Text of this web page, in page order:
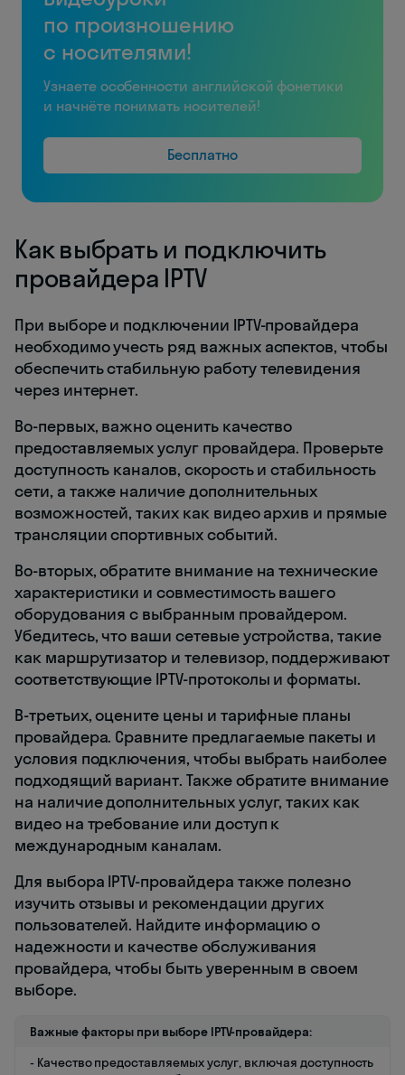
по произношению
с носителями!
Узнаете особенности английской фонетики
и начнёте понимать носителей!
Бесплатно
Как выбрать и подключить
провайдера IPTV
При выборе и подключении IPTV-провайдера
необходимо учесть ряд важных аспектов, чтобы
обеспечить стабильную работу телевидения
через интернет.
Во-первых, важно оценить качество
предоставляемых услуг провайдера. Проверьте
доступность каналов, скорость и стабильность
сети, а также наличие дополнительных
возможностей, таких как видео архив и прямые
трансляции спортивных событий.
Во-вторых, обратите внимание на технические
характеристики и совместимость вашего
оборудования с выбранным провайдером.
Убедитесь, что ваши сетевые устройства, такие
как маршрутизатор и телевизор, поддерживают
соответствующие IPTV-протоколы и форматы.
В-третьих, оцените цены и тарифные планы
провайдера. Сравните предлагаемые пакеты и
условия подключения, чтобы выбрать наиболее
подходящий вариант. Также обратите внимание
на наличие дополнительных услуг, таких как
видео на требование или доступ к
международным каналам.
Для выбора IPTV-провайдера также полезно
изучить отзывы и рекомендации других
пользователей. Найдите информацию о
надежности и качестве обслуживания
провайдера, чтобы быть уверенным в своем
выборе.
Важные факторы при выборе IPTV-провайдера:
- Качество предоставляемых услуг, включая доступность